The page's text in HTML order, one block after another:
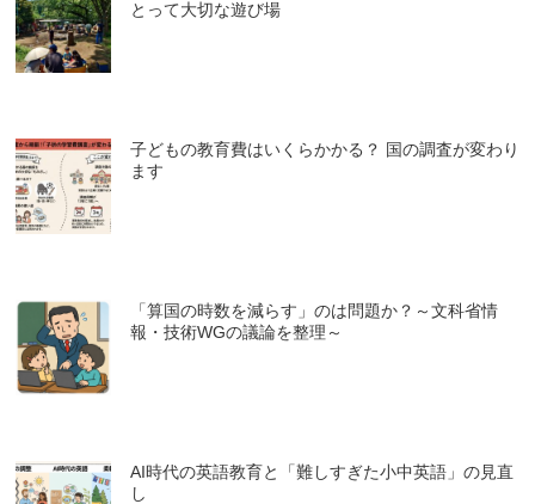
とって大切な遊び場
子どもの教育費はいくらかかる？ 国の調査が変わり
ます
「算国の時数を減らす」のは問題か？～文科省情
報・技術WGの議論を整理～
AI時代の英語教育と「難しすぎた小中英語」の見直
し